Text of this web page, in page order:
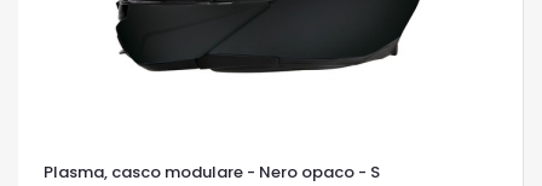
Plasma, casco modulare - Nero opaco - S